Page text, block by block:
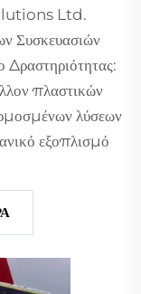
Ltd.
Συσκευασιών
Δραστηριότητας:
πλαστικών
λύσεων
εξοπλισμό